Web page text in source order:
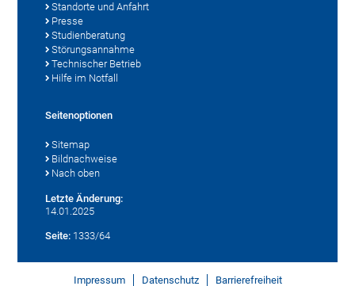
Standorte und Anfahrt
Presse
Studienberatung
Störungsannahme
Technischer Betrieb
Hilfe im Notfall
Seitenoptionen
Sitemap
Bildnachweise
Nach oben
Letzte Änderung:
14.01.2025
Seite: 1333/64
Impressum Datenschutz Barrierefreiheit